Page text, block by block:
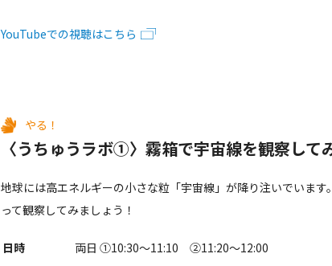
YouTubeでの視聴はこちら
やる！
〈うちゅうラボ①〉霧箱で宇宙線を観察して
地球には高エネルギーの小さな粒「宇宙線」が降り注いでいま
って観察してみましょう！
日時 両日 ①10:30〜11:10 ②11:20〜12:00